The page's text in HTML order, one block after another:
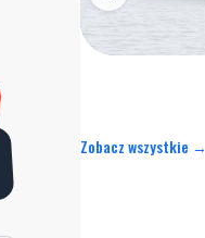
Zobacz wszystkie →